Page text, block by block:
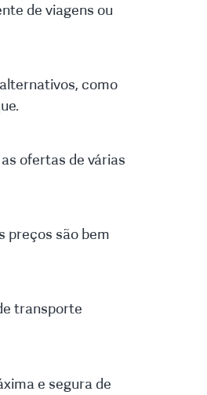
de viagens ou
como
ofertas de várias
preços são bem
transporte
e segura de